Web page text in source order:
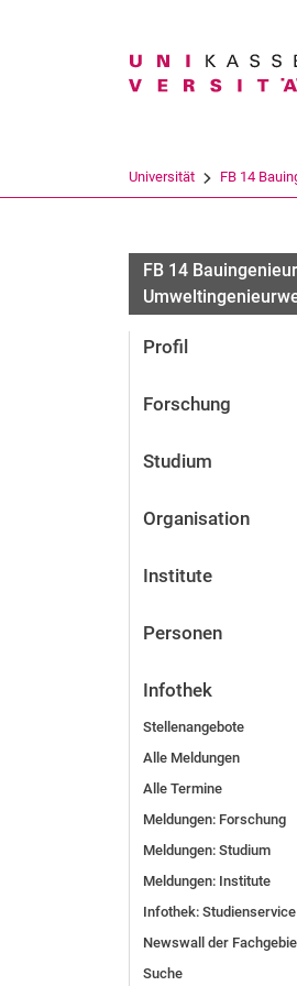
Universität FB 14
FB 14
Profil
Forschung
Studium
Organisation
Institute
Personen
Infothek
Stellenangebote
Alle Meldungen
Alle Termine
Meldungen: Forschung
Meldungen: Stu­di­um
Meldungen: Institute
Infothek: Studienservice
Newswall der
Suche